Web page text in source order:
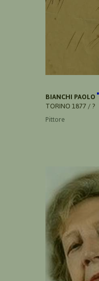
BIANCHI PAOLO
TORINO 1877 / ?
Pittore